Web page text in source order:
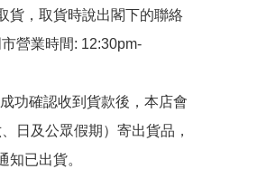
貨，取貨時說出閣下的聯絡
營業時間: 12:30pm-
功確認收到貨款後，本店會
日及公眾假期）寄出貨品，
知已出貨。